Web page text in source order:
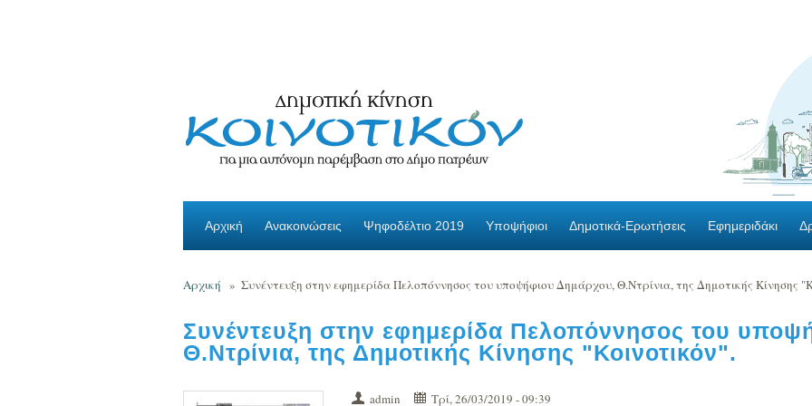
Αρχική Ανακοινώσεις Ψηφοδέλτιο 2019 Υποψήφιοι Δημοτικά-Ερωτήσεις Εφημεριδάκι
Αρχική » Συνέντευξη στην εφημερίδα Πελοπόννησος του υποψήφιου Δημάρχου, Θ.Ντρίνια, της Δημοτικής Κίνησης
Συνέντευξη στην εφημερίδα Πελοπόννησος του
Θ.Ντρίνια, της Δημοτικής Κίνησης "Κοινοτικόν".
admin Τρί, 26/03/2019 - 09:39